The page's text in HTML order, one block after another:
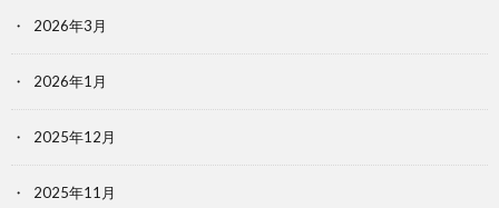
2026年3月
2026年1月
2025年12月
2025年11月